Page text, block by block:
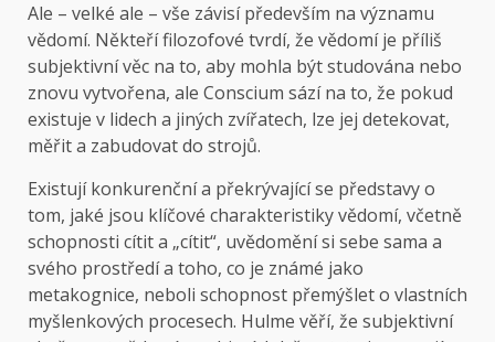
Ale – velké ale – vše závisí především na významu
vědomí. Někteří filozofové tvrdí, že vědomí je příliš
subjektivní věc na to, aby mohla být studována nebo
znovu vytvořena, ale Conscium sází na to, že pokud
existuje v lidech a jiných zvířatech, lze jej detekovat,
měřit a zabudovat do strojů.
Existují konkurenční a překrývající se představy o
tom, jaké jsou klíčové charakteristiky vědomí, včetně
schopnosti cítit a „cítit“, uvědomění si sebe sama a
svého prostředí a toho, co je známé jako
metakognice, neboli schopnost přemýšlet o vlastních
myšlenkových procesech. Hulme věří, že subjektivní